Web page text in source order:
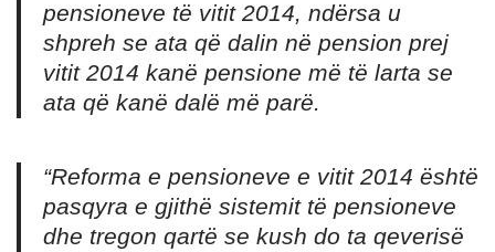
pensioneve të vitit 2014, ndërsa u
shpreh se ata që dalin në pension prej
vitit 2014 kanë pensione më të larta se
ata që kanë dalë më parë.
“Reforma e pensioneve e vitit 2014 është
pasqyra e gjithë sistemit të pensioneve
dhe tregon qartë se kush do ta qeverisë